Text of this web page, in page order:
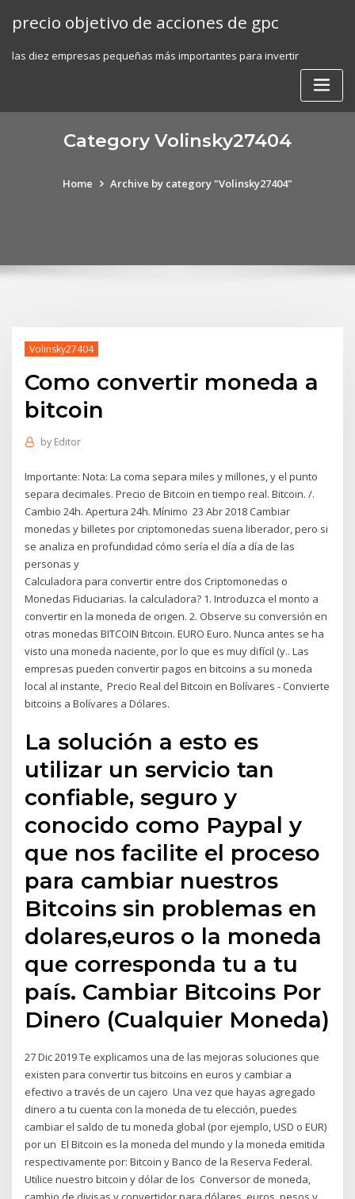
precio objetivo de acciones de gpc
las diez empresas pequeñas más importantes para invertir
Category Volinsky27404
Home Archive by category "Volinsky27404"
Volinsky27404
Como convertir moneda a
bitcoin
by Editor
Importante: Nota: La coma separa miles y millones, y el punto
separa decimales. Precio de Bitcoin en tiempo real. Bitcoin. /.
Cambio 24h. Apertura 24h. Mínimo 23 Abr 2018 Cambiar
monedas y billetes por criptomonedas suena liberador, pero si
se analiza en profundidad cómo sería el día a día de las
personas y
Calculadora para convertir entre dos Criptomonedas o
Monedas Fiduciarias. la calculadora? 1. Introduzca el monto a
convertir en la moneda de origen. 2. Observe su conversión en
otras monedas BITCOIN Bitcoin. EURO Euro. Nunca antes se ha
visto una moneda naciente, por lo que es muy difícil (y.. Las
empresas pueden convertir pagos en bitcoins a su moneda
local al instante, Precio Real del Bitcoin en Bolívares - Convierte
bitcoins a Bolívares a Dólares.
La solución a esto es
utilizar un servicio tan
confiable, seguro y
conocido como Paypal y
que nos facilite el proceso
para cambiar nuestros
Bitcoins sin problemas en
dolares,euros o la moneda
que corresponda tu a tu
país. Cambiar Bitcoins Por
Dinero (Cualquier Moneda)
27 Dic 2019 Te explicamos una de las mejoras soluciones que
existen para convertir tus bitcoins en euros y cambiar a
efectivo a través de un cajero Una vez que hayas agregado
dinero a tu cuenta con la moneda de tu elección, puedes
cambiar el saldo de tu moneda global (por ejemplo, USD o EUR)
por un El Bitcoin es la moneda del mundo y la moneda emitida
respectivamente por: Bitcoin y Banco de la Reserva Federal.
Utilice nuestro bitcoin y dólar de los Conversor de moneda,